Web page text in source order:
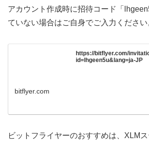
アカウント作成時に招待コード「
ていない場合はご自身でご入力ください
https://bitflyer.com/
id=lhgeen5u&lang=ja-JP
bitflyer.com
ビットフライヤーのおすすめは、XLM